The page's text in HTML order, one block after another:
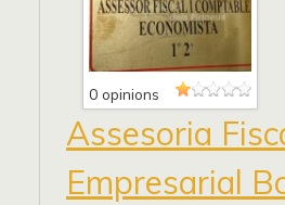
0 opinions
Assesoria
Empresarial